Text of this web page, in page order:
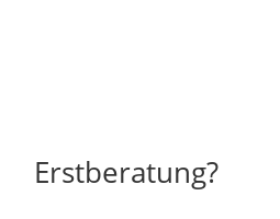
Erstberatung?